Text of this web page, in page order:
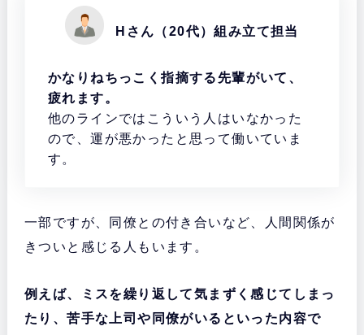
Hさん（20代）組み立て担当
かなりねちっこく指摘する先輩がいて、
疲れます。
他のラインではこういう人はいなかった
ので、運が悪かったと思って働いていま
す。
一部ですが、同僚との付き合いなど、人間関係が
きついと感じる人もいます。
例えば、ミスを繰り返して気まずく感じてしまっ
たり、苦手な上司や同僚がいるといった内容で